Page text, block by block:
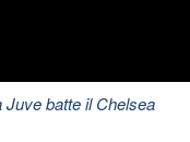
Juve batte il Chelsea